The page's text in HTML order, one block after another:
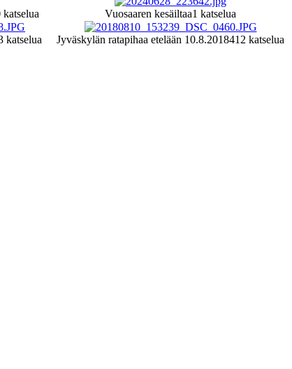
katselua Vuosaaren kesäiltaa1 katselua
katselua Jyväskylän ratapihaa etelään 10.8.2018412 katselua